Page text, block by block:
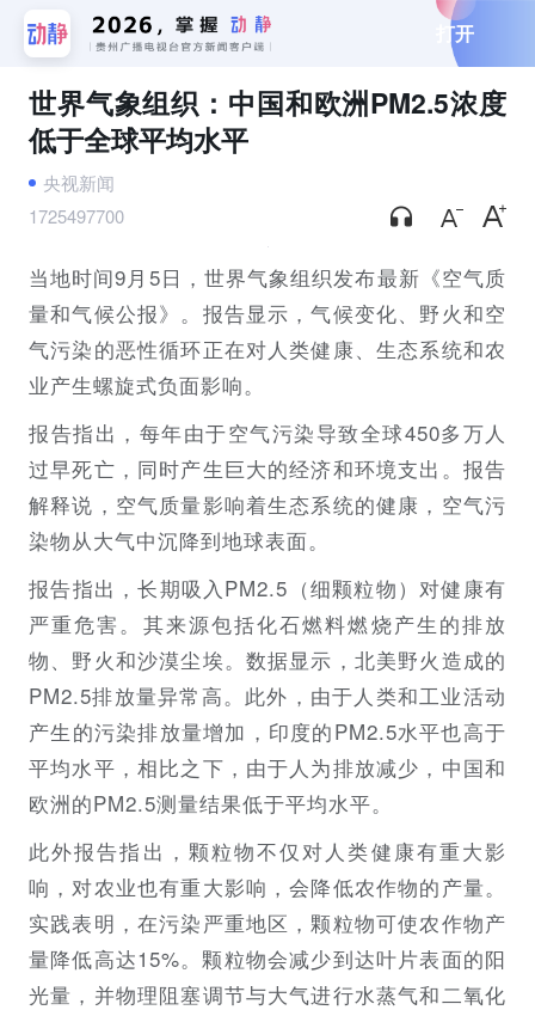
打开
世界气象组织：中国和欧洲PM2.5浓度
低于全球平均水平
央视新闻
1725497700
当地时间9月5日，世界气象组织发布最新《空气质
量和气候公报》。报告显示，气候变化、野火和空
气污染的恶性循环正在对人类健康、生态系统和农
业产生螺旋式负面影响。
报告指出，每年由于空气污染导致全球450多万人
过早死亡，同时产生巨大的经济和环境支出。报告
解释说，空气质量影响着生态系统的健康，空气污
染物从大气中沉降到地球表面。
报告指出，长期吸入PM2.5（细颗粒物）对健康有
严重危害。其来源包括化石燃料燃烧产生的排放
物、野火和沙漠尘埃。数据显示，北美野火造成的
PM2.5排放量异常高。此外，由于人类和工业活动
产生的污染排放量增加，印度的PM2.5水平也高于
平均水平，相比之下，由于人为排放减少，中国和
欧洲的PM2.5测量结果低于平均水平。
此外报告指出，颗粒物不仅对人类健康有重大影
响，对农业也有重大影响，会降低农作物的产量。
实践表明，在污染严重地区，颗粒物可使农作物产
量降低高达15%。颗粒物会减少到达叶片表面的阳
光量，并物理阻塞调节与大气进行水蒸气和二氧化